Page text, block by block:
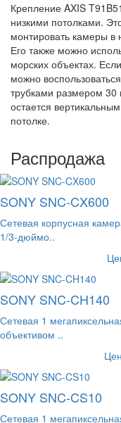
Крепление AXIS
низкими потолками.
монтировать камеры в
Его также можно
морских объектах.
можно
трубками размером 30
остается
потолке.
Распродажа
SONY SNC-CX600
Сетевая корпусная
1/3-дюймо..
SONY SNC-CH140
Сетевая 1
объективом ..
SONY SNC-CS10
Сетевая 1